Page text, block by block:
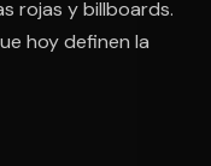
rojas y billboards.
hoy definen la